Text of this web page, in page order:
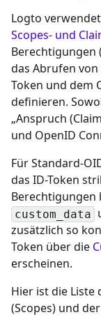
Logto
Scopes- und
Berechtigungen
das Abrufen
Token und dem
definieren.
„Anspruch
und OpenID
Für Standard-
das ID-Token
Berechtigungen
custom_data
zusätzlich so
Token über die
erscheinen.
Hier ist die
(Scopes) und